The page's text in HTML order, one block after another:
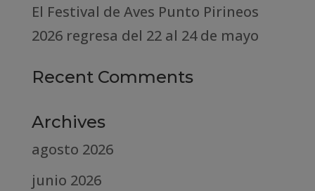
El Festival de Aves Punto Pirineos
2026 regresa del 22 al 24 de mayo
Recent Comments
Archives
agosto 2026
junio 2026